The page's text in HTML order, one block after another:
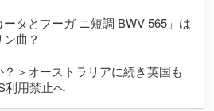
タとフーガ ニ短調 BWV 565」は
曲？
＞オーストラリアに続き英国も
利用禁止へ